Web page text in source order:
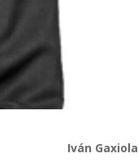
Iván Gaxiola